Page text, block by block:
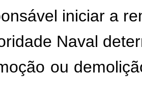
iniciar a
Naval
ou